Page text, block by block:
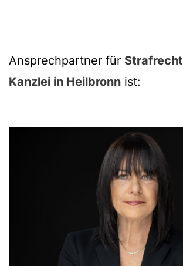
Ansprechpartner für Strafrecht
Kanzlei in Heilbronn ist: